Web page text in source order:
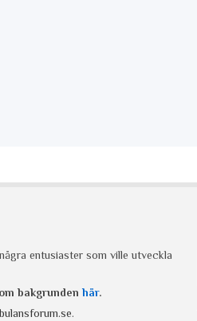
entusiaster som ville utveckla
bakgrunden här.
.